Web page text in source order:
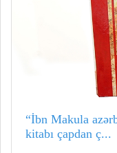
“İbn Makula
kitabı çapdan ç...